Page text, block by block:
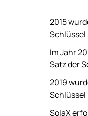
2015
Schlüssel
Im Jahr
Satz der
2019
Schlüssel
SolaX